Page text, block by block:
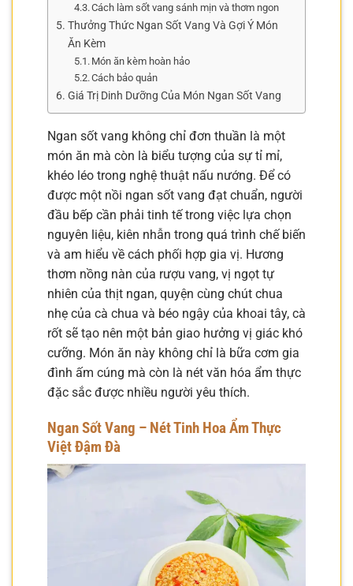
Cách làm sốt vang sánh mịn và thơm ngon
Thưởng Thức Ngan Sốt Vang Và Gợi Ý Món
Ăn Kèm
Món ăn kèm hoàn hảo
Cách bảo quản
Giá Trị Dinh Dưỡng Của Món Ngan Sốt Vang
Ngan sốt vang không chỉ đơn thuần là một
món ăn mà còn là biểu tượng của sự tỉ mỉ,
khéo léo trong nghệ thuật nấu nướng. Để có
được một nồi ngan sốt vang đạt chuẩn, người
đầu bếp cần phải tinh tế trong việc lựa chọn
nguyên liệu, kiên nhẫn trong quá trình chế biến
và am hiểu về cách phối hợp gia vị. Hương
thơm nồng nàn của rượu vang, vị ngọt tự
nhiên của thịt ngan, quyện cùng chút chua
nhẹ của cà chua và béo ngậy của khoai tây, cà
rốt sẽ tạo nên một bản giao hưởng vị giác khó
cưỡng. Món ăn này không chỉ là bữa cơm gia
đình ấm cúng mà còn là nét văn hóa ẩm thực
đặc sắc được nhiều người yêu thích.
Ngan Sốt Vang – Nét Tinh Hoa Ẩm Thực
Việt Đậm Đà